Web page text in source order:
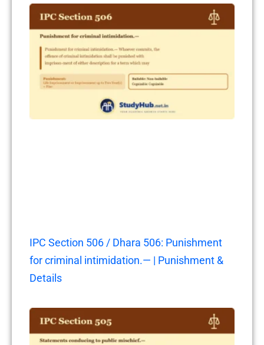
IPC Section 506 / Dhara 506: Punishment
for criminal intimidation.— | Punishment &
Details